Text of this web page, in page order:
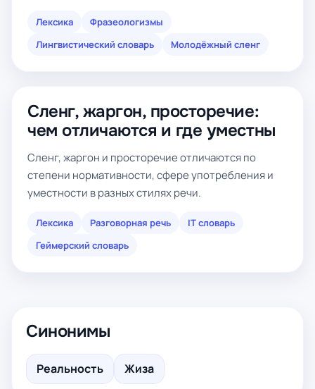
Лексика
Фразеологизмы
Лингвистический словарь
Молодёжный сленг
Сленг, жаргон, просторечие:
чем отличаются и где уместны
Сленг, жаргон и просторечие отличаются по
степени нормативности, сфере употребления и
уместности в разных стилях речи.
Лексика Разговорная речь
IT словарь
Геймерский словарь
Синонимы
Реальность Жиза